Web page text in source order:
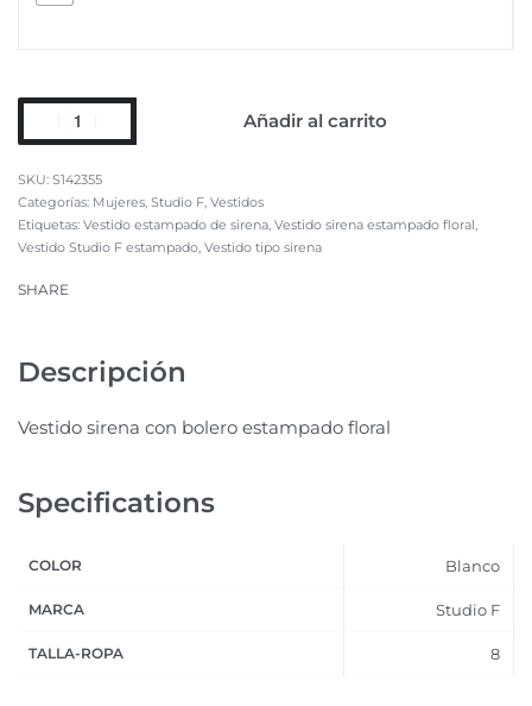
Añadir al carrito
S142355
Categorías: Mujeres Studio F Vestidos
Etiquetas: Vestido estampado de sirena Vestido sirena estampado floral
Vestido Studio F estampado Vestido tipo sirena
SHARE
Descripción
Vestido sirena con bolero estampado floral
Specifications
COLOR Blanco
MARCA Studio F
TALLA-ROPA 8